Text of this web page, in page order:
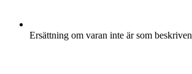
Ersättning om varan inte är som beskriven